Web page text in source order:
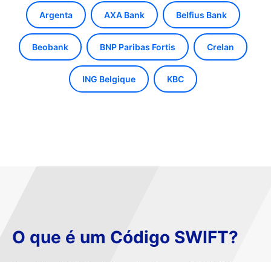
Argenta AXA Bank Belfius Bank
Beobank BNP Paribas Fortis Crelan
ING Belgique KBC
O que é um Código SWIFT?